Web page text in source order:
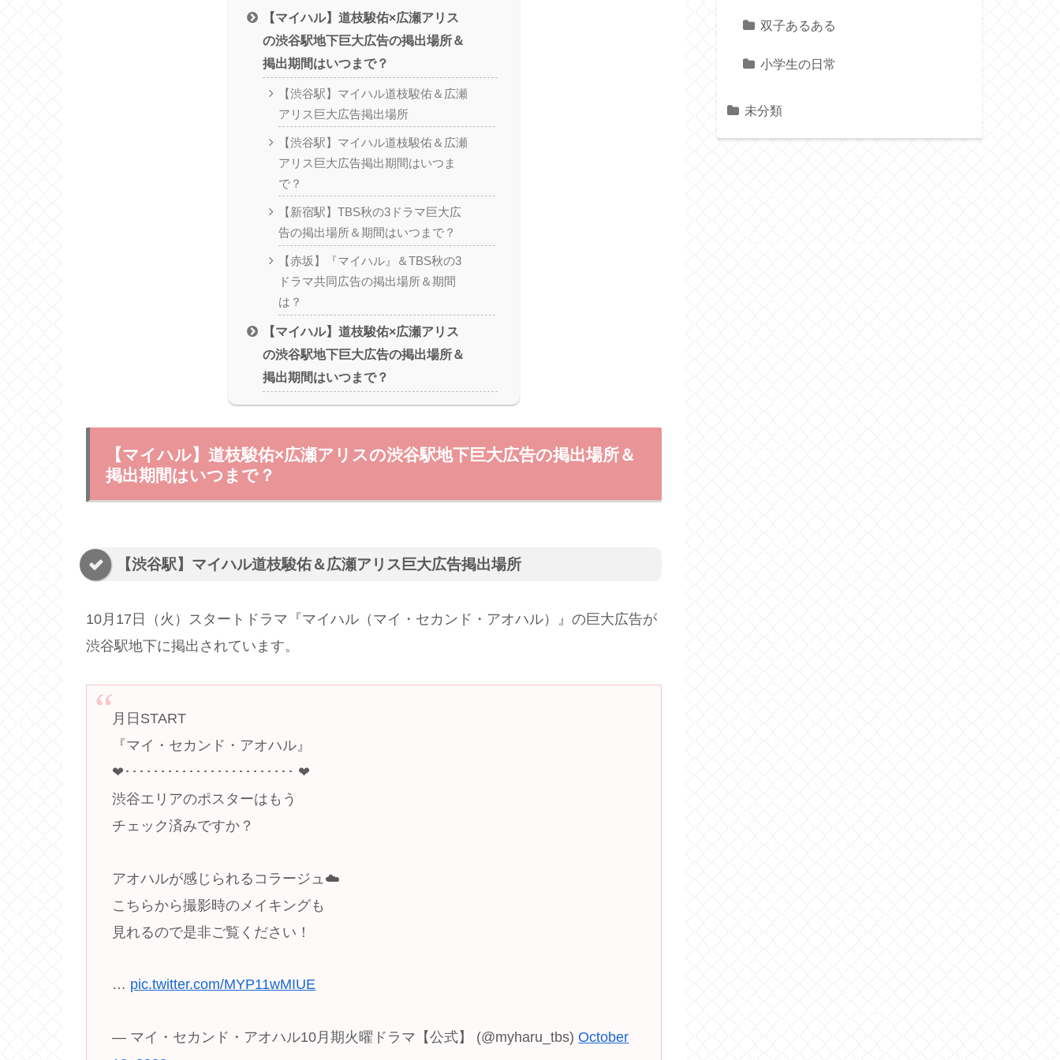
【マイハル】道枝駿佑×広瀬アリス
の渋谷駅地下巨大広告の掲出場所＆
掲出期間はいつまで？
【渋谷駅】マイハル道枝駿佑＆広瀬
アリス巨大広告掲出場所
【渋谷駅】マイハル道枝駿佑＆広瀬
アリス巨大広告掲出期間はいつま
で？
【新宿駅】TBS秋の3ドラマ巨大広
告の掲出場所＆期間はいつまで？
【赤坂】『マイハル』＆TBS秋の3
ドラマ共同広告の掲出場所＆期間
は？
【マイハル】道枝駿佑×広瀬アリス
の渋谷駅地下巨大広告の掲出場所＆
掲出期間はいつまで？
【マイハル】道枝駿佑×広瀬アリスの渋谷駅地下巨大広告の掲出場所＆
掲出期間はいつまで？
【渋谷駅】マイハル道枝駿佑＆広瀬アリス巨大広告掲出場所
10月17日（火）スタートドラマ『マイハル（マイ・セカンド・アオハル）』の巨大広告が
渋谷駅地下に掲出されています。
月日START
『マイ・セカンド・アオハル』
❤︎････････････････････････ ❤︎
渋谷エリアのポスターはもう
チェック済みですか？
アオハルが感じられるコラージュ☁️
こちらから撮影時のメイキングも
見れるので是非ご覧ください！
… pic.twitter.com/MYP11wMIUE
— マイ・セカンド・アオハル10月期火曜ドラマ【公式】 (@myharu_tbs)October
双子あるある
小学生の日常
未分類